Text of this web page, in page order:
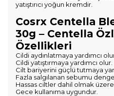
yatıştırıcı yoğun kremdir.
Cosrx Centella
30g – Centella
Özellikleri
Cildi aydınlatmaya yardımcı
Cildi yatıştırmaya yardımcı olur.
Cilt bariyerini güçlü tutmaya
Fazla salgılanan sebumu
Hassas ciltler dahil olmak
Gece kullanıma uygundur.